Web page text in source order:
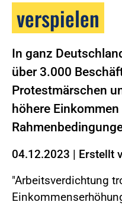
verspielen
In ganz
über 3.000
Protestmärschen
höhere
04.12.2023 | Erstellt
"Arbeitsverdichtung